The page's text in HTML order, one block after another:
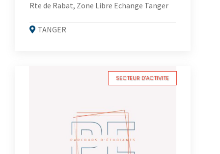
Rte de Rabat, Zone Libre Echange Tanger
TANGER
SECTEUR D'ACTIVITE